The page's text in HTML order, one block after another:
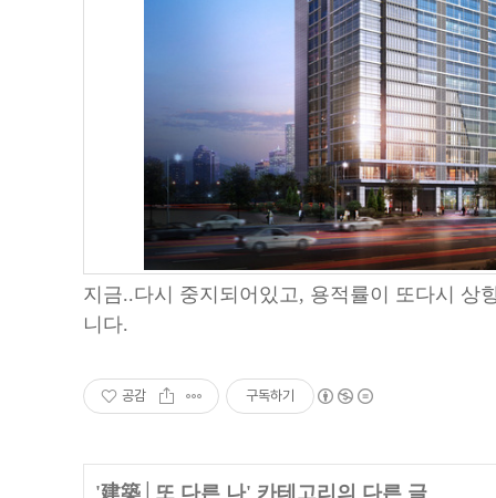
지금..다시 중지되어있고, 용적률이 또다시 상
니다.
공감 구독하기
'建築│또 다른 나' 카테고리의 다른 글